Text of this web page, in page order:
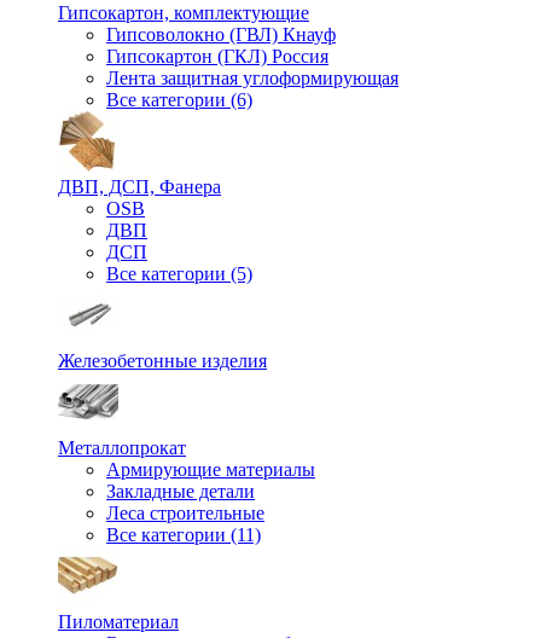
Гипсокартон, комплектующие
Гипсоволокно (ГВЛ) Кнауф
Гипсокартон (ГКЛ) Россия
Лента защитная углоформирующая
Все категории (6)
ДВП, ДСП, Фанера
OSB
ДВП
ДСП
Все категории (5)
Железобетонные изделия
Металлопрокат
Армирующие материалы
Закладные детали
Леса строительные
Все категории (11)
Пиломатериал